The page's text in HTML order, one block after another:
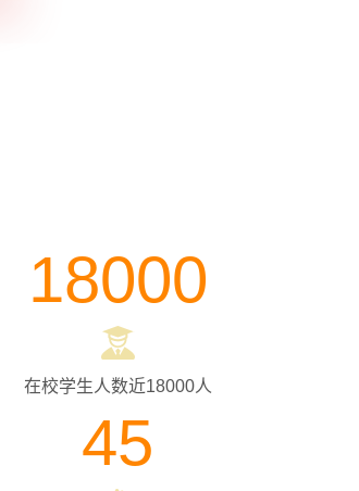
18000
在校学生人数近18000人
45